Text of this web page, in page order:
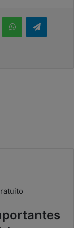
WhatsApp